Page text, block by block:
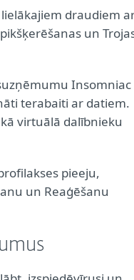
draudiem
un
Insomniac
terabaiti ar datiem.
virtuālā dalībnieku
pieeju,
un Reaģēšanu